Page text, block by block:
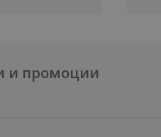
и промоции